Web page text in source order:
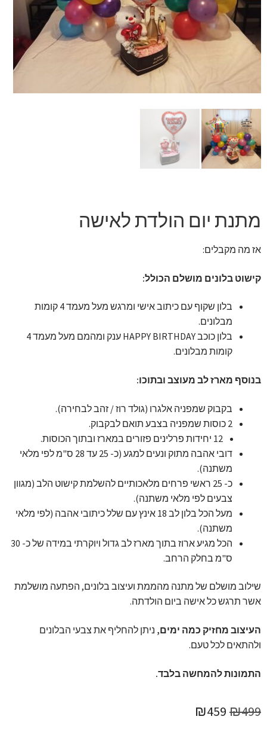
זר מתוק
בלונים בראשון לציון
מתנות בראשון לציון
תשלום
מחירון משלוחי בלונים
מתנת יום הולדת לאישה
אז מה מקבלים:
קישוט בלונים מושלם הכולל:
בלון שקוף עם כיתוב אישי ומרגש מעל מעמד 4 קומות
מבלונים.
בלון כוכב HAPPY BIRTHDAY ענק ומהמם מעל מעמד 4
קומות מבלונים.
בנוסף מארז לב מעוצב ובתוכו:
בקבוק שמפניה אלגרו (גולד רוז / זהב לבחירה).
2 כוסות שמפניה בצבע תואם לבקבוק.
12 יחידות פרלינים פזורים במארז ובתוך הכוסות.
דובי אהבה מתוק ונעים למגע (כ- 25 עד 28 ס"מ לפי מלאי
משתנה).
כ- 25 ראשי פרחים מלאכותיים להשלמת קישוט הלב (מגוון
צבעים לפי מלאי משתנה).
מעל הכל בלון לב 18 אינץ עם שלל כיתובי אהבה (לפי מלאי
משתנה).
הכל מגיע ארוז בתוך מארז לב גדול ויוקרתי במידה של כ- 30
ס"מ בחלק הרחב.
שילוב מושלם של מתנה מהממת ועיצוב בלונים, הפתעה מושלמת
אשר תרגש כל אישה ביום הולדתה.
העיצוב מחזיק כמה ימים, ניתן להחליף את צבעי הבלונים
ולהתאים לכל טעם.
התמונות להמחשה בלבד.
₪499
המחיר
₪459